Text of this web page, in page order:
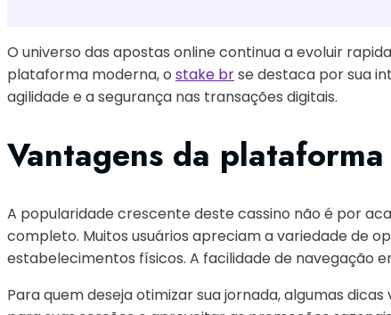
O universo das apostas online continua a evoluir
plataforma moderna, o stake brse destaca por sua
agilidade e a segurança nas transações digitais.
Vantagens da plataforma
A popularidade crescente deste cassino não é por
completo. Muitos usuários apreciam a variedade de
estabelecimentos físicos. A facilidade de navegação
Para quem deseja otimizar sua jornada, algumas